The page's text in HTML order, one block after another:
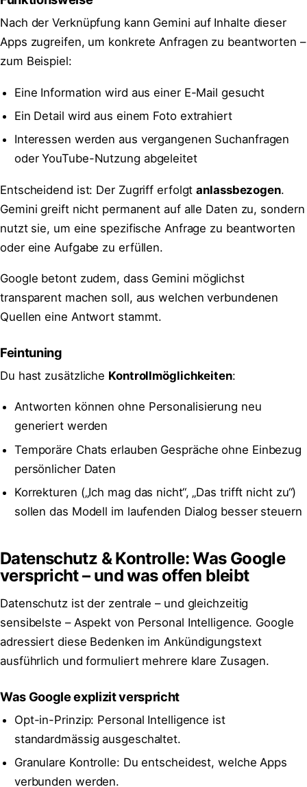
Nach der Verknüpfung kann Gemini auf Inhalte dieser
Apps zugreifen, um konkrete Anfragen zu beantworten –
zum Beispiel:
Eine Information wird aus einer E-Mail gesucht
Ein Detail wird aus einem Foto extrahiert
Interessen werden aus vergangenen Suchanfragen
oder YouTube-Nutzung abgeleitet
Entscheidend ist: Der Zugriff erfolgtanlassbezogen.
Gemini greift nicht permanent auf alle Daten zu, sondern
nutzt sie, um eine spezifische Anfrage zu beantworten
oder eine Aufgabe zu erfüllen.
Google betont zudem, dass Gemini möglichst
transparent machen soll, aus welchen verbundenen
Quellen eine Antwort stammt.
Feintuning
Du hast zusätzliche Kontrollmöglichkeiten:
Antworten können ohne Personalisierung neu
generiert werden
Temporäre Chats erlauben Gespräche ohne Einbezug
persönlicher Daten
Korrekturen („Ich mag das nicht“, „Das trifft nicht zu“)
sollen das Modell im laufenden Dialog besser steuern
Datenschutz & Kontrolle: Was Google
verspricht – und was offen bleibt
Datenschutz ist der zentrale – und gleichzeitig
sensibelste – Aspekt von Personal Intelligence. Google
adressiert diese Bedenken im Ankündigungstext
ausführlich und formuliert mehrere klare Zusagen.
Was Google explizit verspricht
Opt-in-Prinzip: Personal Intelligence ist
standardmässig ausgeschaltet.
Granulare Kontrolle: Du entscheidest, welche Apps
verbunden werden.